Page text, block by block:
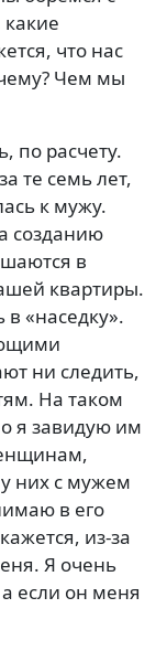
что нас
Чем мы
по расчету.
те семь лет,
к мужу.
созданию
в
квартиры.
«наседку».
ни следить,
На таком
я завидую им
них с мужем
в его
из-за
Я очень
если он меня